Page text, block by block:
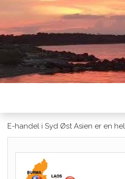
E-handel i Syd Øst Asien er en